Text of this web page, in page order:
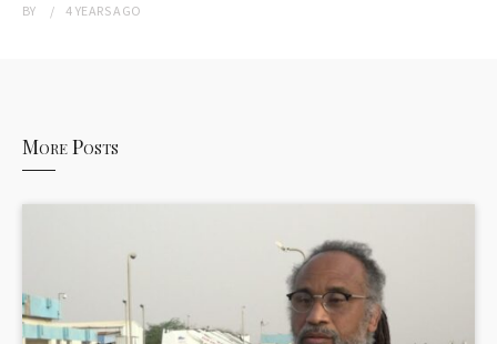
BY 4 YEARSAGO
More Posts